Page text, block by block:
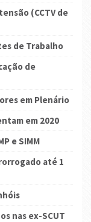
(CCTV de
de Trabalho
de
em Plenário
em 2020
e SIMM
até 1
nas ex-SCUT